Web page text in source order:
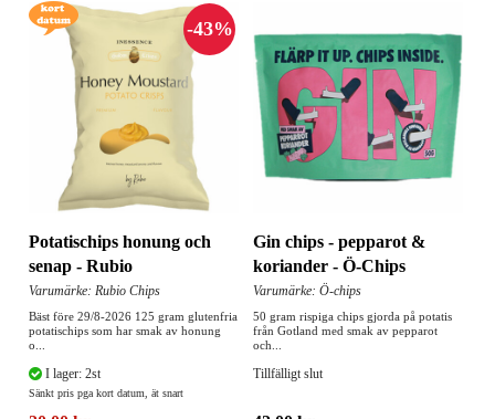
Potatischips honung och
senap - Rubio
Varumärke: Rubio Chips
Bäst före 29/8-2026 125 gram glutenfria
potatischips som har smak av honung
o...
I lager: 2st
Sänkt pris pga kort datum, ät snart
Gin chips - pepparot &
koriander - Ö-Chips
Varumärke: Ö-chips
50 gram rispiga chips gjorda på potatis
från Gotland med smak av pepparot
och...
Tillfälligt slut